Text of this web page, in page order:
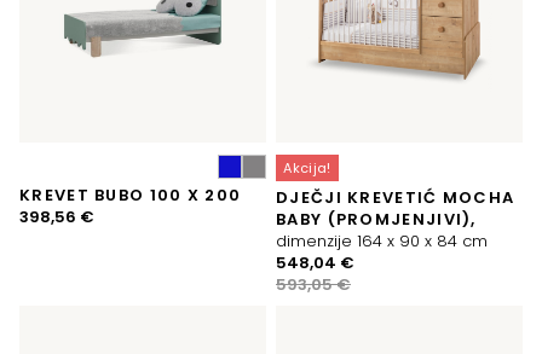
KREVET BUBO 100 X 200
398,56 €
Akcija!
DJEČJI KREVETIĆ MOCHA
BABY (PROMJENJIVI),
dimenzije 164 x 90 x 84 cm
593,05€
Izvorna
cijena
548,04 €
Trenutna
cijena